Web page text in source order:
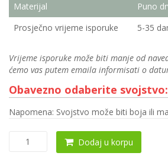
Materijal
Puno
Prosječno vrijeme isporuke
5-35
Vrijeme isporuke može biti manje od
ćemo vas putem emaila informisati o
Obavezno odaberite svojstvo:
Napomena: Svojstvo može biti boja ili
Dodaj u korpu